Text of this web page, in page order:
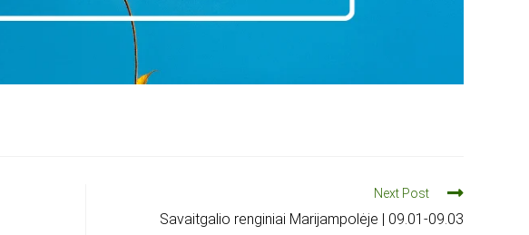
Next Post
Savaitgalio renginiai Marijampolėje | 09.01-09.03